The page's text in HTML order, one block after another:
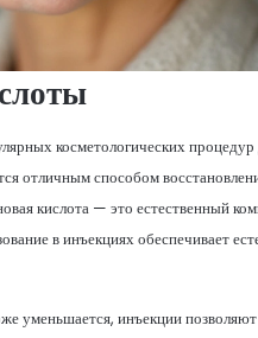
косметологических процедур
отличным способом
кислота — это естественный
в инъекциях обеспечивает
уменьшается, инъекции